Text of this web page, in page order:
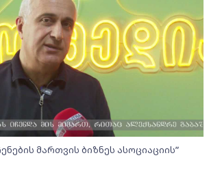
მართვის ბიზნეს ასოციაციის”